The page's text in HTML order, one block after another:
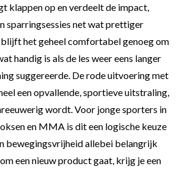
klappen op en verdeelt de impact,
sparringsessies net wat prettiger
het geheel comfortabel genoeg om
handig is als de les weer eens langer
suggereerde. De rode uitvoering met
een opvallende, sportieve uitstraling,
wordt. Voor jonge sporters in
en MMA is dit een logische keuze
bewegingsvrijheid allebei belangrijk
een nieuw product gaat, krijg je een